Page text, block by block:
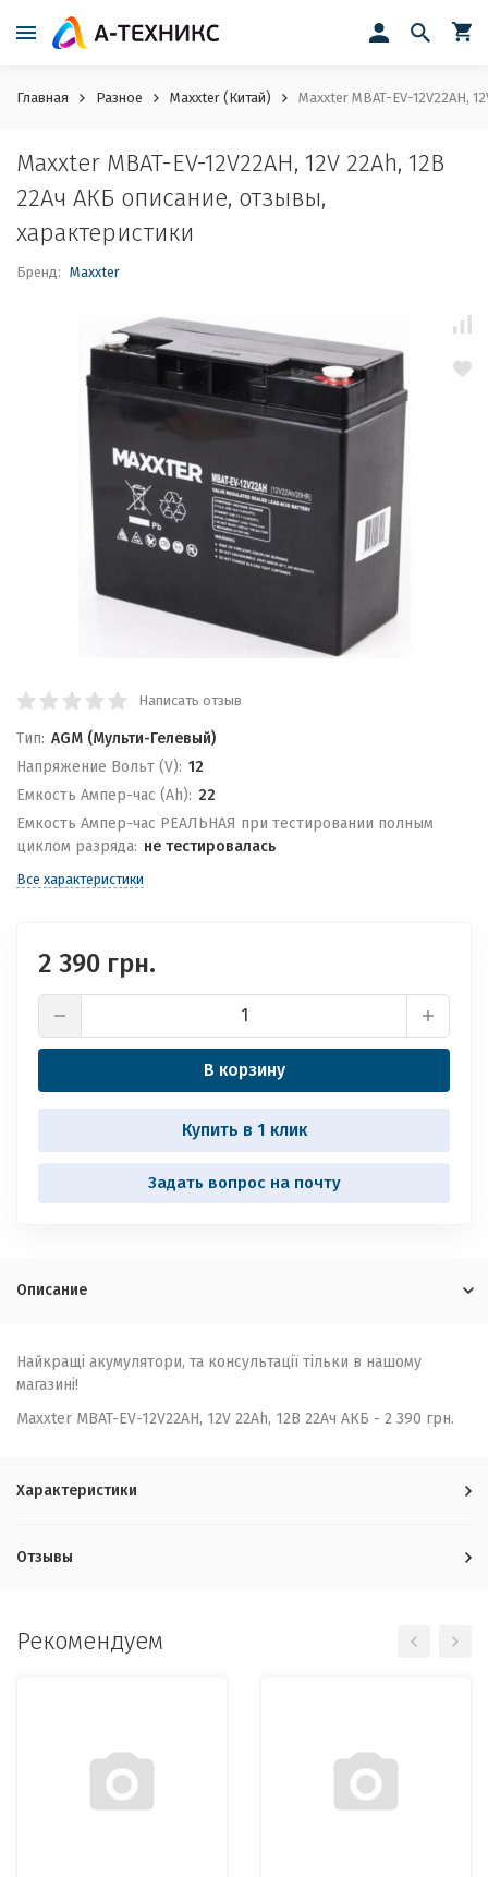
Главная Разное Maxxter (Китай) Maxxter MBAT-EV-12V22AH,
Maxxter MBAT-EV-12V22AH, 12V 22Ah, 12В
22Ач АКБ описание, отзывы,
характеристики
Бренд: Maxxter
Написать отзыв
Тип: AGM (Мульти-Гелевый)
Напряжение Вольт (V): 12
Емкость Ампер-час (Ah): 22
Емкость Ампер-час РЕАЛЬНАЯ при тестировании полным
циклом разряда: не тестировалась
Все характеристики
2 390 грн.
В корзину
Купить в 1 клик
Задать вопрос на почту
Описание
Найкращі акумулятори, та консультації тільки в нашому
магазині!
Maxxter MBAT-EV-12V22AH, 12V 22Ah, 12В 22Ач АКБ - 2 390 грн.
Характеристики
Отзывы
Рекомендуем